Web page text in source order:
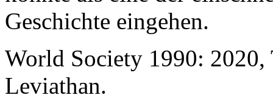
Geschichte eingehen.
World Society 1990: 2020,
Leviathan.